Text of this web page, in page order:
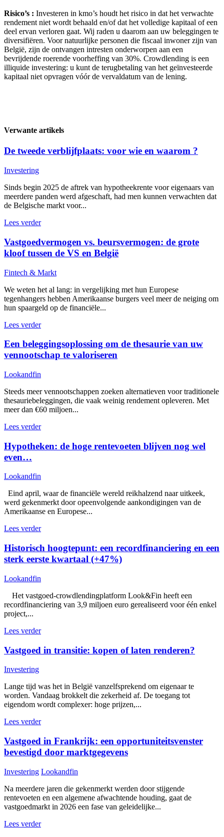
Risico’s : Investeren in kmo’s houdt het risico in dat het verwachte
rendement niet wordt behaald en/of dat het volledige kapitaal of een
deel ervan verloren gaat. Wij raden u daarom aan uw beleggingen te
diversifiëren. Voor natuurlijke personen die fiscaal inwoner zijn van
België, zijn de ontvangen intresten onderworpen aan een
bevrijdende roerende voorheffing van 30%. Crowdlending is een
illiquide investering: u kunt de terugbetaling van het geïnvesteerde
kapitaal niet opvragen vóór de vervaldatum van de lening.
Verwante artikels
De tweede verblijfplaats: voor wie en waarom ?
Investering
Sinds begin 2025 de aftrek van hypotheekrente voor eigenaars van
meerdere panden werd afgeschaft, had men kunnen verwachten dat
de Belgische markt voor...
Lees verder
Vastgoedvermogen vs. beursvermogen: de grote
kloof tussen de VS en België
Fintech & Markt
We weten het al lang: in vergelijking met hun Europese
tegenhangers hebben Amerikaanse burgers veel meer de neiging om
hun spaargeld op de financiële...
Lees verder
Een beleggingsoplossing om de thesaurie van uw
vennootschap te valoriseren
Lookandfin
Steeds meer vennootschappen zoeken alternatieven voor traditionele
thesauriebeleggingen, die vaak weinig rendement opleveren. Met
meer dan €60 miljoen...
Lees verder
Hypotheken: de hoge rentevoeten blijven nog wel
even…
Lookandfin
Eind april, waar de financiële wereld reikhalzend naar uitkeek,
werd gekenmerkt door opeenvolgende aankondigingen van de
Amerikaanse en Europese...
Lees verder
Historisch hoogtepunt: een recordfinanciering en een
sterk eerste kwartaal (+47%)
Lookandfin
Het vastgoed-crowdlendingplatform Look&Fin heeft een
recordfinanciering van 3,9 miljoen euro gerealiseerd voor één enkel
project,...
Lees verder
Vastgoed in transitie: kopen of laten renderen?
Investering
Lange tijd was het in België vanzelfsprekend om eigenaar te
worden. Vandaag brokkelt die zekerheid af. De toegang tot
eigendom wordt complexer: hoge prijzen,...
Lees verder
Vastgoed in Frankrijk: een opportuniteitsvenster
bevestigd door marktgegevens
Investering Lookandfin
Na meerdere jaren die gekenmerkt werden door stijgende
rentevoeten en een algemene afwachtende houding, gaat de
vastgoedmarkt in 2026 een fase van geleidelijke...
Lees verder